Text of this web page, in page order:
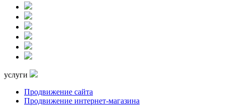
услуги
Продвижение сайта
Продвижение интернет-магазина